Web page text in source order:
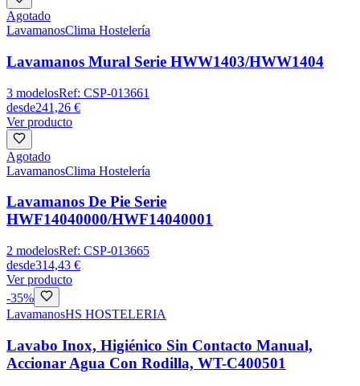
Agotado
LavamanosClima Hostelería
Lavamanos Mural Serie HWW1403/HWW1404
3 modelosRef: CSP-013661
desde241,26 €
Ver producto
Agotado
LavamanosClima Hostelería
Lavamanos De Pie Serie
HWF14040000/HWF14040001
2 modelosRef: CSP-013665
desde314,43 €
Ver producto
-35%
LavamanosHS HOSTELERIA
Lavabo Inox, Higiénico Sin Contacto Manual,
Accionar Agua Con Rodilla, WT-C400501